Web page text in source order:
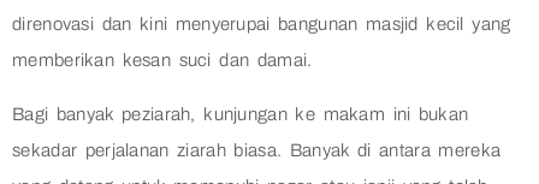
direnovasi dan kini menyerupai bangunan masjid kecil yang
memberikan kesan suci dan damai.
Bagi banyak peziarah, kunjungan ke makam ini bukan
sekadar perjalanan ziarah biasa. Banyak di antara mereka